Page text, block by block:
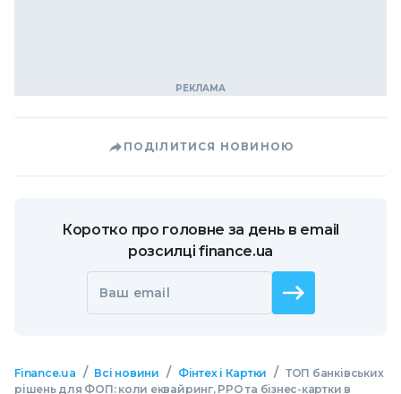
ПОДІЛИТИСЯ НОВИНОЮ
Коротко про головне за день в email
розсилці finance.ua
Ваш email
Finance.ua / Всі новини / Фінтех і Картки / ТОП банківських
рішень для ФОП: коли еквайринг, РРО та бізнес-картки в